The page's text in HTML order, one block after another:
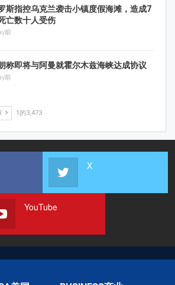
斯指控乌克兰袭击小镇度假海滩，造成7
亡数十人受伤
前
称即将与阿曼就霍尔木兹海峡达成协议
前
1的3,473
X
YouTube